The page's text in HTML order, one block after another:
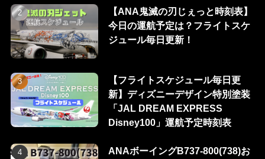
【ANA鬼滅の刃じぇっと時刻表】
今日の運航予定は？フライトスケ
ジュール毎日更新！
【フライトスケジュール毎日更
新】ディズニーデザイン特別塗装
「JAL DREAM EXPRESS
Disney100」運航予定時刻表
ANAボーイングB737-800(738)お